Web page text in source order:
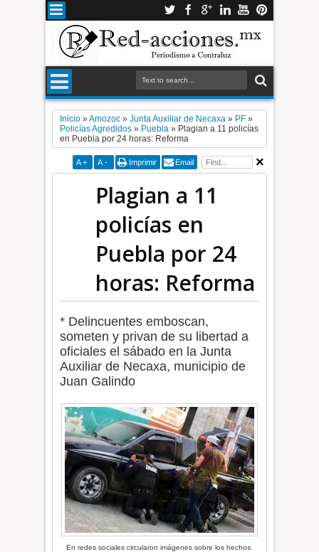
Inicio »Amozoc »Junta Auxiliar de Necaxa » PF »
Policías Agredidos » Puebla » Plagian a 11 policías
en Puebla por 24 horas: Reforma
A + A - Imprimir Email
Plagian a 11
policías en
Puebla por 24
horas: Reforma
* Delincuentes emboscan,
someten y privan de su libertad a
oficiales el sábado en la Junta
Auxiliar de Necaxa, municipio de
Juan Galindo
En redes sociales circularon imágenes sobre los hechos.